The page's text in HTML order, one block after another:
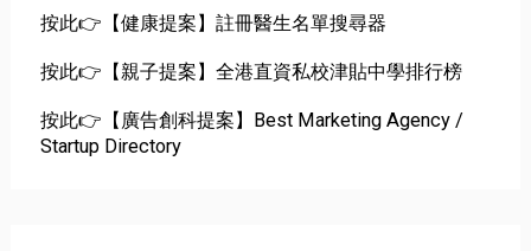
按此👉【健康提案】註冊醫生名單搜尋器
按此👉【親子提案】全港直資私校津貼中學排行榜
按此👉【廣告創科提案】Best Marketing Agency /
Startup Directory